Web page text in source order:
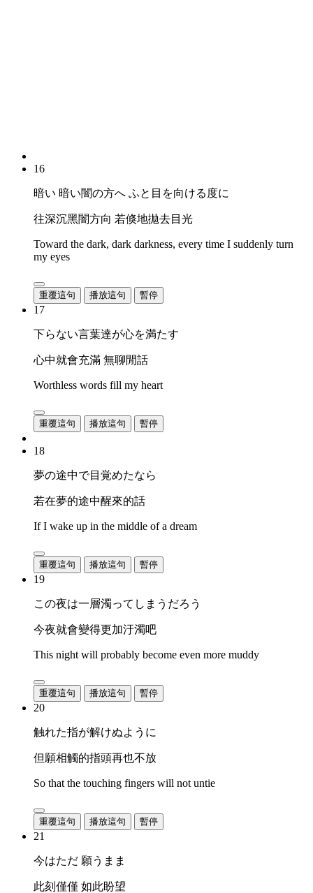
16
暗い 暗い闇の方へ ふと目を向ける度に
往深沉黑闇方向 若倏地拋去目光
Toward the dark, dark darkness, every time I suddenly turn
my eyes
重覆這句 播放這句 暫停
17
下らない言葉達が心を満たす
心中就會充滿 無聊閒話
Worthless words fill my heart
重覆這句 播放這句 暫停
18
夢の途中で目覚めたなら
若在夢的途中醒來的話
If I wake up in the middle of a dream
重覆這句 播放這句 暫停
19
この夜は一層濁ってしまうだろう
今夜就會變得更加汙濁吧
This night will probably become even more muddy
重覆這句 播放這句 暫停
20
触れた指が解けぬように
但願相觸的指頭再也不放
So that the touching fingers will not untie
重覆這句 播放這句 暫停
21
今はただ 願うまま
此刻僅僅 如此盼望